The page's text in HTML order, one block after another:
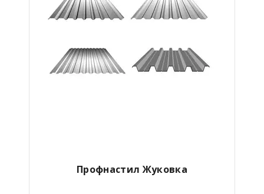
Профнастил Жуковка